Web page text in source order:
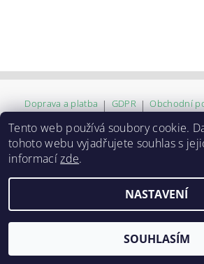
Doprava a platba | GDPR | Obchodní
2026 © ZVĚROKRÁM , všechna práva
Vytvořil Shoptet
Tento web používá soubory cookie.
tohoto webu vyjadřujete souhlas s
informacízde.
NASTAVENÍ
SOUHLASÍM